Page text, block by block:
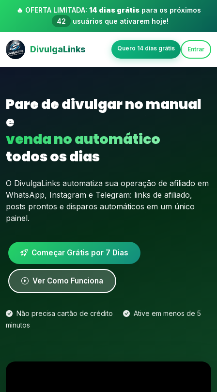
🔥 OFERTA LIMITADA: 14 dias grátispara os próximos
42
usuários que ativarem hoje!
DivulgaLinks Quero 14 dias grátis Entrar
Pare de divulgar no manual
e
venda no automático
todos os dias
O DivulgaLinks automatiza sua operação de afiliado em
WhatsApp, Instagram e Telegram: links de afiliado,
posts prontos e disparos automáticos em um único
painel.
Começar Grátis por 7 Dias
Ver Como Funciona
Não precisa cartão de crédito
Ative em menos de 5
minutos